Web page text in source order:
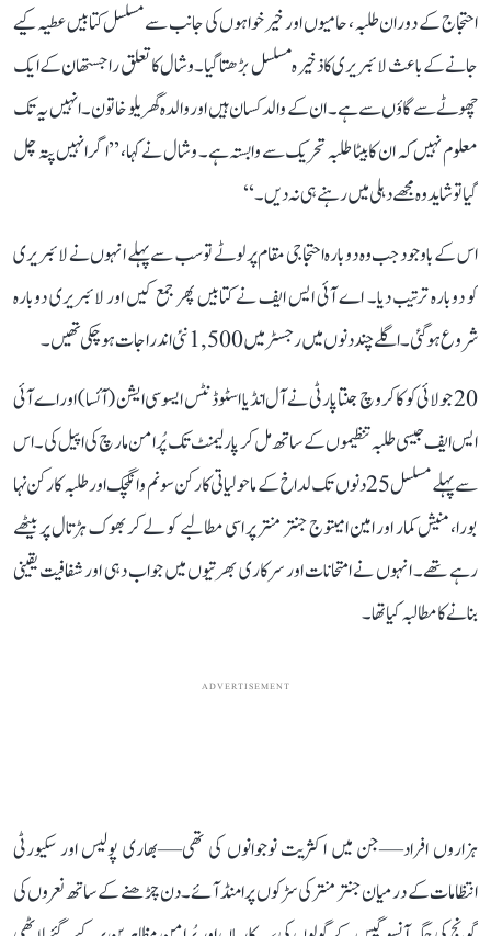
احتجاج کے دوران طلبہ، حامیوں اور خیرخواہوں کی جانب سے مسلسل کتابیں عطیہ کیے
جانے کے باعث لائبریری کا ذخیرہ مسلسل بڑھتا گیا۔ وشال کا تعلق راجستھان کے ایک
چھوٹے سے گاؤں سے ہے۔ ان کے والد کسان ہیں اور والدہ گھریلو خاتون۔ انہیں یہ تک
معلوم نہیں کہ ان کا بیٹا طلبہ تحریک سے وابستہ ہے۔ وشال نے کہا، ’’اگر انہیں پتہ چل
گیا تو شاید وہ مجھے دہلی میں رہنے ہی نہ دیں۔‘‘
اس کے باوجود جب وہ دوبارہ احتجاجی مقام پر لوٹے تو سب سے پہلے انہوں نے لائبریری
کو دوبارہ ترتیب دیا۔ اے آئی ایس ایف نے کتابیں پھر جمع کیں اور لائبریری دوبارہ
شروع ہو گئی۔ اگلے چند دنوں میں رجسٹر میں 1,500 نئی اندراجات ہو چکی تھیں۔
20 جولائی کو کاکروچ جنتا پارٹی نے آل انڈیا اسٹوڈنٹس ایسوسی ایشن (آئسا) اور اے آئی
ایس ایف جیسی طلبہ تنظیموں کے ساتھ مل کر پارلیمنٹ تک پُرامن مارچ کی اپیل کی۔ اس
سے پہلے مسلسل 25 دنوں تک لداخ کے ماحولیاتی کارکن سونم وانگچک اور طلبہ کارکن نہا
بورا، منیش کمار اور امین امیتوج جنتر منتر پر اسی مطالبے کو لے کر بھوک ہڑتال پر بیٹھے
رہے تھے۔ انہوں نے امتحانات اور سرکاری بھرتیوں میں جواب دہی اور شفافیت یقینی
بنانے کا مطالبہ کیا تھا۔
ADVERTISEMENT
ہزاروں افراد—جن میں اکثریت نوجوانوں کی تھی—بھاری پولیس اور سکیورٹی
انتظامات کے درمیان جنتر منتر کی سڑکوں پر امنڈ آئے۔ دن چڑھنے کے ساتھ نعروں کی